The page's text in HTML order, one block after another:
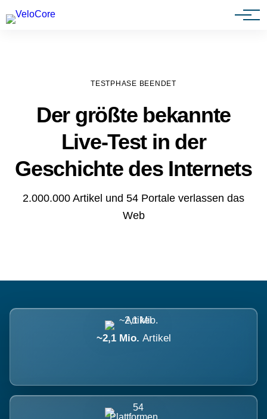
Agenturen & Webdesigner
TESTPHASE BEENDET
Der größte bekannte
Live-Test in der
Geschichte des Internets
2.000.000 Artikel und 54 Portale verlassen das
Web
~2,1 Mio. Artikel